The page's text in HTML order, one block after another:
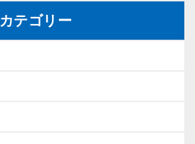
カテゴリー